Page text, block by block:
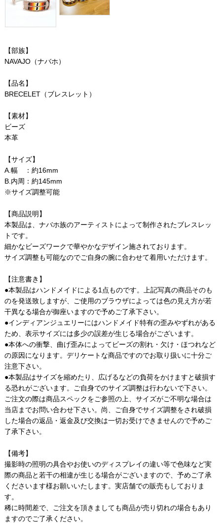
【部族】
NAVAJO（ナバホ）
【品名】
BRECELET（ブレスレット）
【素材】
ビーズ
本革
【サイズ】
A.幅 ：約16mm
B.内周：約145mm
※サイズ調整可能
【商品説明】
本製品は、ナバホ族のアーティストによって制作されたブレスレッ
トです。
細かなビーズワークで華やかなデザイン施されております。
サイズ調整も可能なのでご自身の腕に合わせて着用いただけます。
【注意書き】
●本製品はハンドメイドによる1点ものです。上記写真の商品そのも
のを発送致しますが、ご使用のブラウザによっては色の見え方が若
干異なる場合が御座いますので予めご了承下さい。
●インディアンジュエリーにはハンドメイド特有の歪みやずれがある
ため、表示サイズには多少の誤差が生じる場合がございます。
●本体への衝撃、曲げ歪みによってビーズの割れ・欠け・ほつれなど
の原因になります。デリケートな商品ですのでお取り扱いに十分ご
注意下さい。
●本製品はサイズを縮めたり、広げるなどの負荷をかけますと破損す
る恐れがございます。ご自身でのサイズ調整は行わないで下さい。
ご注文の際は商品スペックをご参照の上、サイズがご不明な場合は
当店までお問い合わせ下さい。尚、ご自身でサイズ調整をされ破損
した場合の返品・返金及び交換は一切お受けできませんので予めご
了承下さい。
【備考】
撮影時の照明の具合やお使いのディスプレイの違い等で色味など実
際の商品と若干の相違が生じる場合がございますので、予めご了承
くださいます様お願いいたします。実店舗での販売もしておりま
す。
稀に時間差で、ご注文を頂きましても商品が売り切れの場合もあり
ますのでご了承ください。